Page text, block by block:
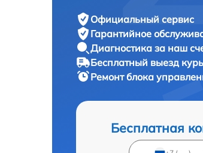
Официальный сервис
Гарантийное
Диагностика за наш
Бесплатный выезд
Ремонт блока
Бесплатная